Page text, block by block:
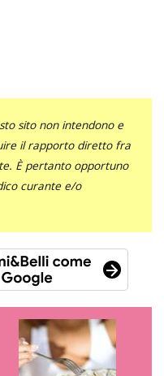
sito non intendono e
il rapporto diretto fra
È pertanto opportuno
curante e/o